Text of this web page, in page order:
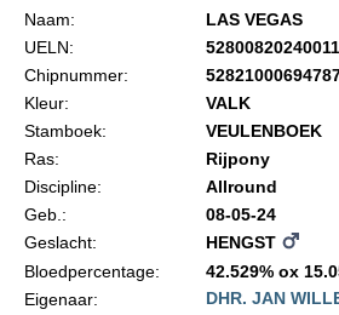
Informatie
Statuten en reglementen
Algemeen
Paardenpaspoort aanvragen
Naam:
LAS VEGAS
UELN:
Chipnummer:
Kleur:
VALK
Stamboek:
VEULENBOEK
Ras:
Rijpony
Discipline:
Allround
Geb.:
08-05-24
Geslacht:
HENGST
Bloedpercentage:
42.529% ox
Eigenaar:
DHR. JAN